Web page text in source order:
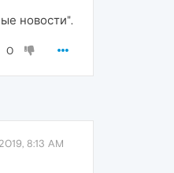
новости".
0
8:13 AM